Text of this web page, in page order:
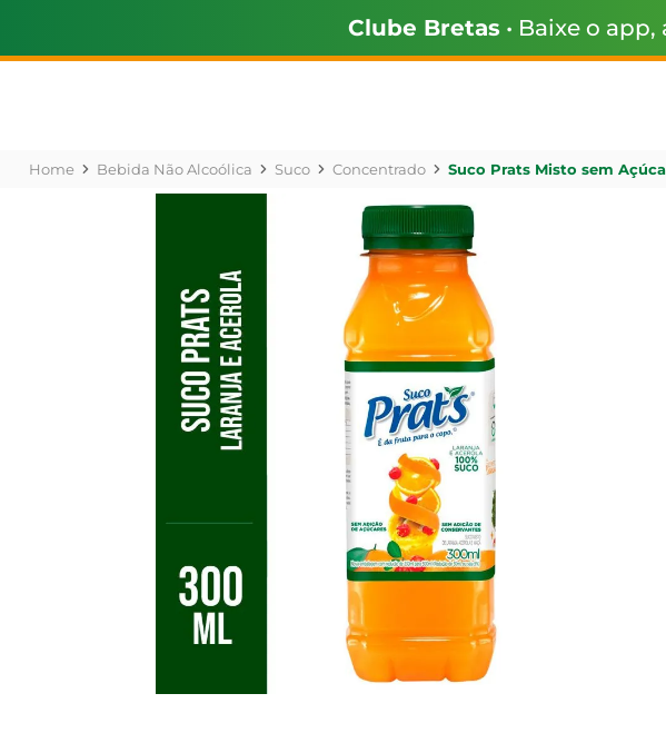
Clube Bretas • Baixe o
Bebida Não Alcoólica Suco Concentrado Suco Prats Misto sem